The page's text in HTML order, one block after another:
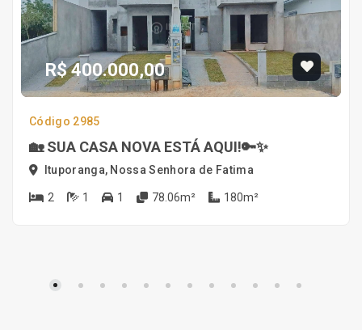
R$ 400.000,00
Código 2985
🏡 SUA CASA NOVA ESTÁ AQUI!🔑✨
Ituporanga, Nossa Senhora de Fatima
2 1 1 78.06m² 180m²